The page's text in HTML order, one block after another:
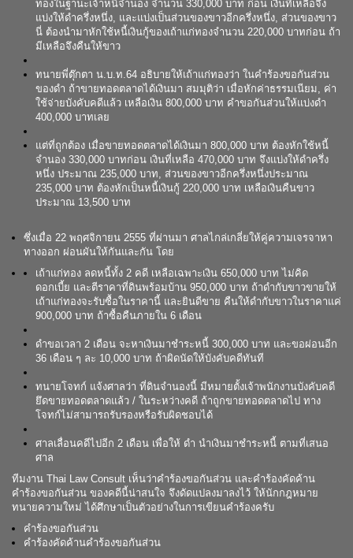
ทองในฐานะเจ้าหนี้จำนอง จำนวน 330,000 บาท ก่อน เงินที่เหลือจึง
แบ่งให้ดำครึ่งหนึ่ง, และแบ่งเป็นส่วนของขาวอีกครึ่งหนึ่ง, ส่วนของขาว
นี่ ต้องนำมาหักใช้หนี้เงินกู้ของเถ้าแก่ทองจำนวน 220,000 บาทก่อน ถ้า
มีเหลือจึงคืนให้ขาว
ทนายพี่ตุ๊กตา น.บ.ท.64 อธิบายให้เถ้าแก่ทองว่า ในคำร้องขอกันส่วน
ของดำ ถ้าขายทอดตลาดได้เงินมา สมมุติว่า เมื่อหักค่าธรรมเนียม, ค่า
ใช้จ่ายบังคับคดีแล้ว เหลือเงิน 800,000 บาท คำขอกันส่วนให้แบ่งดำ
400,000 บาทเลย
แต่ที่ถูกต้อง เมื่อขายทอดตลาดได้เงินมา 800,000 บาท ต้องหักใช้หนี้
จำนอง 330,000 บาทก่อน เงินที่เหลือ 470,000 บาท จึงแบ่งให้ดำครึ่ง
หนึ่ง ประมาณ 235,000 บาท, ส่วนของขาวอีกครึ่งหนึ่งประมาณ
235,000 บาท ต้องหักเป็นหนี้เงินกู้ 220,000 บาท เหลือเงินคืนขาว
ประมาณ 13,500 บาท
ซึ่งเมื่อ 22 พฤศจิกายน 2555 ที่ผ่านมา ศาลไกล่เกลี่ยให้คู่ความเจรจาหา
ทางออก ผ่อนผันให้กันและกัน โดย
เถ้าแก่ทอง ลดหนี้ทั้ง 2 คดี เหลือเฉพาะเงิน 650,000 บาท ไม่คิด
ดอกเบี้ย และตีราคาที่ดินพร้อมบ้าน 950,000 บาท ถ้าดำกับขาวขายให้
เถ้าแก่ทองจะรับซื้อในราคานี้ และยินดีขาย คืนให้ดำกับขาวในราคาแค่
900,000 บาท ถ้าซื้อคืนภายใน 6 เดือน
ดำขอเวลา 2 เดือน จะหาเงินมาชำระหนี้ 300,000 บาท และขอผ่อนอีก
36 เดือน ๆ ละ 10,000 บาท ถ้าผิดนัดให้บังคับคดีทันที
ทนายโจทก์ แจ้งศาลว่า ที่ดินจำนองนี้ มีหมายตั้งเจ้าพนักงานบังคับคดี
ยึดขายทอดตลาดแล้ว / ในระหว่างคดี ถ้าถูกขายทอดตลาดไป ทาง
โจทก์ไม่สามารถรับรองหรือรับผิดชอบได้
ศาลเลื่อนคดีไปอีก 2 เดือน เพื่อให้ ดำ นำเงินมาชำระหนี้ ตามที่เสนอ
ศาล
ทีมงาน Thai Law Consult เห็นว่าคำร้องขอกันส่วน และคำร้องคัดค้าน
คำร้องขอกันส่วน ของคดีนี้น่าสนใจ จึงดัดแปลงมาลงไว้ ให้นักกฎหมาย
ทนายความใหม่ ได้ศึกษาเป็นตัวอย่างในการเขียนคำร้องครับ
คำร้องขอกันส่วน
คำร้องคัดค้านคำร้องขอกันส่วน